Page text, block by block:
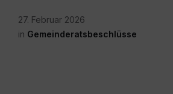
27. Februar 2026
in Gemeinderatsbeschlüsse